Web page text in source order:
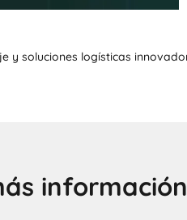
y soluciones logísticas
información